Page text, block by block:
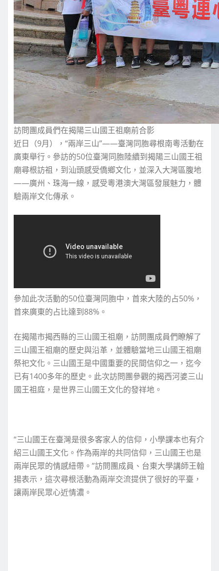
訪問團成員們在揭陽三山國王祖廟前合影
近日（9月），“兩岸三山”——臺灣同胞尋根南粵活動在
廣東舉行。參訪的50位臺灣同胞陸續到揭陽三山國王祖
廟尋根訪祖，到汕頭感受僑鄉文化，並深入大灣區腹地
——廣州、珠海一線，感受粵港澳大灣區發展魅力，體
驗兩岸文化傳承。
參加此次活動的50位臺灣同胞中，首來大陸的占50%，
首來廣東的占比達到88%。
在揭陽市揭西縣的三山國王祖廟，訪問團成員們瞭解了
三山國王祖廟的歷史與沿革，並體驗當地三山國王祖廟
祭祀文化。三山國王是中國重要的民間信仰之一，迄今
已有1400多年的歷史。此次訪問團參觀的揭西河婆三山
國王祖庭，是世界三山國王文化的發祥地。
“三山國王在臺灣是很多客家人的信仰，小學課本也有介
紹三山國王文化。作為兩岸的共同信仰，三山國王也是
兩岸民眾的情感紐帶。”訪問團成員、台東大學講師王翰
揚表示，這次尋根活動為兩岸交流提供了很好的平臺，
讓兩岸民眾心近情濃。